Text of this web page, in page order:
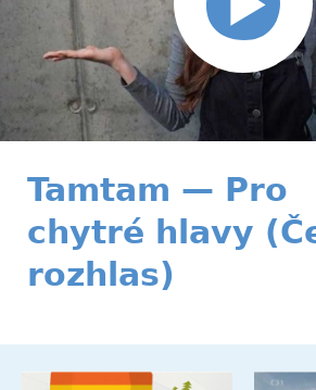
Tamtam — Pro
chytré hlavy
rozhlas)